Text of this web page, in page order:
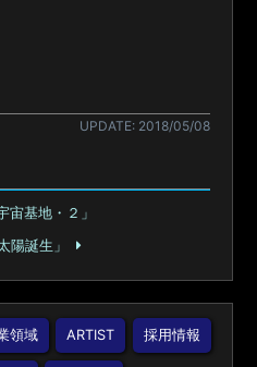
UPDATE: 2018/05/08
宙基地・２」
陽誕生」
領域 ARTIST 採用情報